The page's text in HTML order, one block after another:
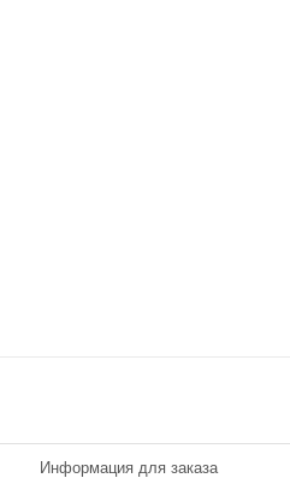
Информация для заказа